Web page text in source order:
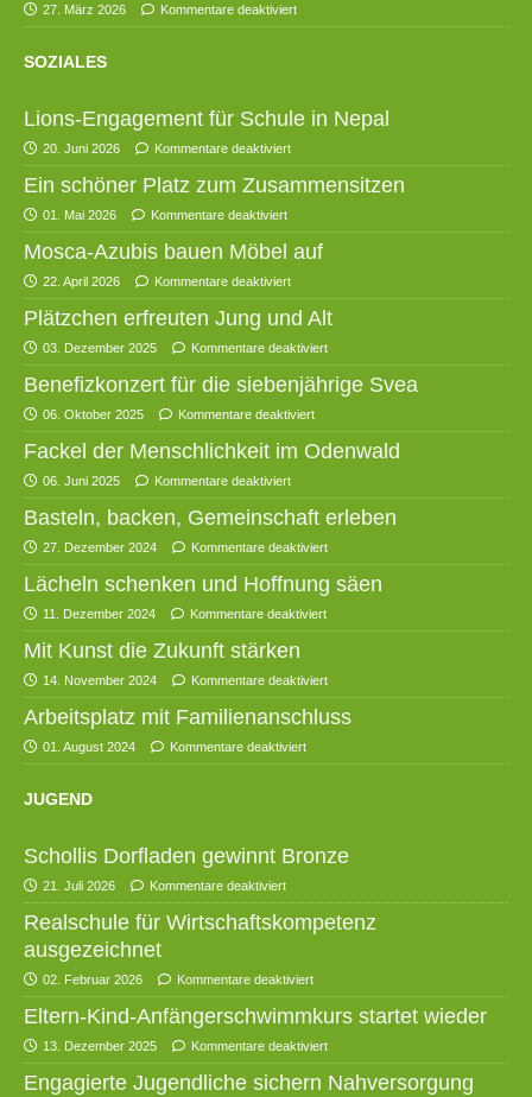
27. März 2026 Kommentare deaktiviert
SOZIALES
Lions-Engagement für Schule in Nepal
20. Juni 2026 Kommentare deaktiviert
Ein schöner Platz zum Zusammensitzen
01. Mai 2026 Kommentare deaktiviert
Mosca-Azubis bauen Möbel auf
22. April 2026 Kommentare deaktiviert
Plätzchen erfreuten Jung und Alt
03. Dezember 2025 Kommentare deaktiviert
Benefizkonzert für die siebenjährige Svea
06. Oktober 2025 Kommentare deaktiviert
Fackel der Menschlichkeit im Odenwald
06. Juni 2025 Kommentare deaktiviert
Basteln, backen, Gemeinschaft erleben
27. Dezember 2024 Kommentare deaktiviert
Lächeln schenken und Hoffnung säen
11. Dezember 2024 Kommentare deaktiviert
Mit Kunst die Zukunft stärken
14. November 2024 Kommentare deaktiviert
Arbeitsplatz mit Familienanschluss
01. August 2024 Kommentare deaktiviert
JUGEND
Schollis Dorfladen gewinnt Bronze
21. Juli 2026 Kommentare deaktiviert
Realschule für Wirtschaftskompetenz
ausgezeichnet
02. Februar 2026 Kommentare deaktiviert
Eltern-Kind-Anfängerschwimmkurs startet wieder
13. Dezember 2025 Kommentare deaktiviert
Engagierte Jugendliche sichern Nahversorgung